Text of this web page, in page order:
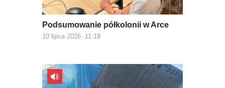
Podsumowanie półkolonii w Arce
10 lipca 2026, 11:19